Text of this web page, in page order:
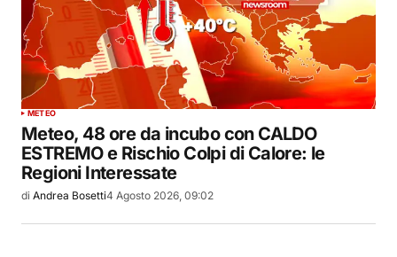
METEO
Meteo, 48 ore da incubo con CALDO
ESTREMO e Rischio Colpi di Calore: le
Regioni Interessate
di Andrea Bosetti4 Agosto 2026, 09:02